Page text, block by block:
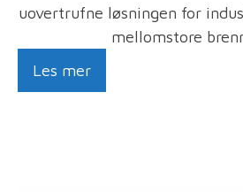
uovertrufne løsningen for
mellomstore
Les mer